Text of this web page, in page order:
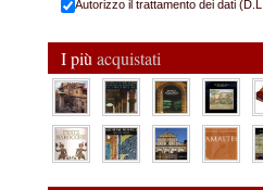
Autorizzo il trattamento dei dati
I più acquistati